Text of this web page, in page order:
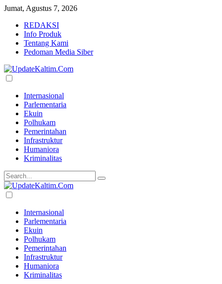
Jumat, Agustus 7, 2026
REDAKSI
Info Produk
Tentang Kami
Pedoman Media Siber
Internasional
Parlementaria
Ekuin
Polhukam
Pemerintahan
Infrastruktur
Humaniora
Kriminalitas
Internasional
Parlementaria
Ekuin
Polhukam
Pemerintahan
Infrastruktur
Humaniora
Kriminalitas